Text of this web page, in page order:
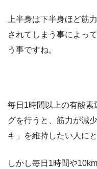
上半身は下半身ほど筋
されてしまう事によっ
う事ですね。
毎日1時間以上の有酸
グを行うと、筋力が減
キ」を維持したい人に
しかし毎日1時間や